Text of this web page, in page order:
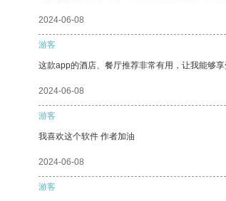
2024-06-08
游客
这款app的酒店、餐厅推荐非常有用，让我能够享
2024-06-08
游客
我喜欢这个软件 作者加油
2024-06-08
游客